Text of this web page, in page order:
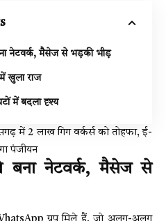
नेटवर्क, मैसेज से भड़की भीड़
खुला राज
में बदला दृश्य
में 2 लाख गिग वर्कर्स को तोहफा, ई-
पंजीयन
बना नेटवर्क, मैसेज से